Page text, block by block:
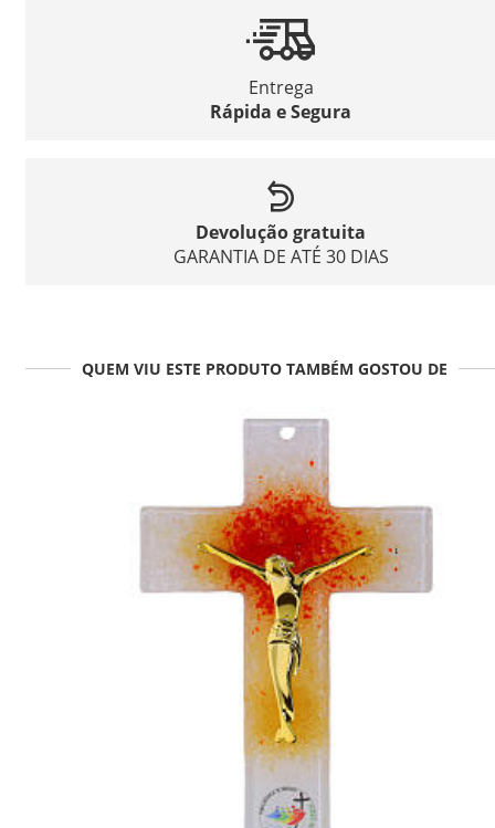
Entrega
Rápida e Segura
Devolução gratuita
GARANTIA DE ATÉ 30 DIAS
QUEM VIU ESTE PRODUTO TAMBÉM GOSTOU DE